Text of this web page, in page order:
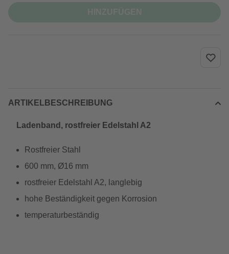
ARTIKELBESCHREIBUNG
Ladenband, rostfreier Edelstahl A2
Rostfreier Stahl
600 mm, Ø16 mm
rostfreier Edelstahl A2, langlebig
hohe Beständigkeit gegen Korrosion
temperaturbeständig